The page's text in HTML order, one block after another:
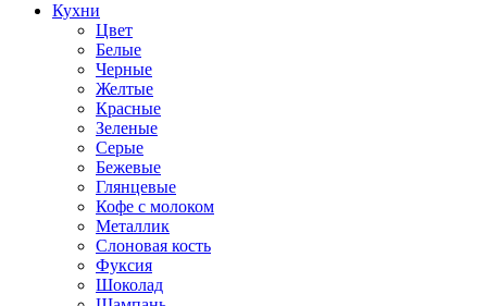
Кухни
Цвет
Белые
Черные
Желтые
Красные
Зеленые
Серые
Бежевые
Глянцевые
Кофе с молоком
Металлик
Слоновая кость
Фуксия
Шоколад